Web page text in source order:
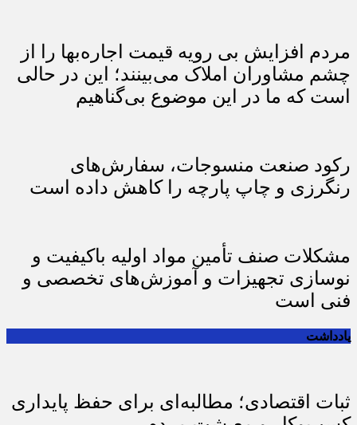
مردم افزایش بی رویه قیمت اجاره‌بها را از
چشم مشاوران املاک می‌بینند؛ این در حالی
است که ما در این موضوع بی‌گناهیم
رکود صنعت منسوجات، سفارش‌های
رنگرزی و چاپ پارچه را کاهش داده است
مشکلات صنف تأمین مواد اولیه باکیفیت و
نوسازی تجهیزات و آموزش‌های تخصصی و
فنی است
یادداشت
ثبات اقتصادی؛ مطالبه‌ای برای حفظ پایداری